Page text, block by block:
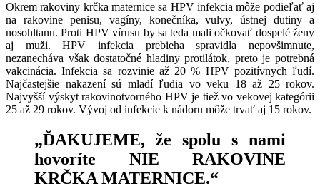
Okrem rakoviny krčka maternice sa HPV infekcia môže podieľať aj
na rakovine penisu, vagíny, konečníka, vulvy, ústnej dutiny a
nosohltanu. Proti HPV vírusu by sa teda mali očkovať dospelé ženy
aj muži. HPV infekcia prebieha spravidla nepovšimnute,
nezanecháva však dostatočné hladiny protilátok, preto je potrebná
vakcinácia. Infekcia sa rozvinie až 20 % HPV pozitívnych ľudí.
Najčastejšie nakazení sú mladí ľudia vo veku 18 až 25 rokov.
Najvyšší výskyt rakovinotvorného HPV je tiež vo vekovej kategórii
25 až 29 rokov. Vývoj od infekcie k nádoru môže trvať aj 15 rokov.
„ĎAKUJEME, že spolu s nami
hovoríte NIE RAKOVINE
KRČKA MATERNICE.“